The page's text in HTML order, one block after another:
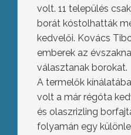
volt. 11 település
borát kóstolhatták
kedvelői. Kovács
emberek az
választanak borokat.
A termelők
volt a már régóta
és olaszrizling
folyamán egy